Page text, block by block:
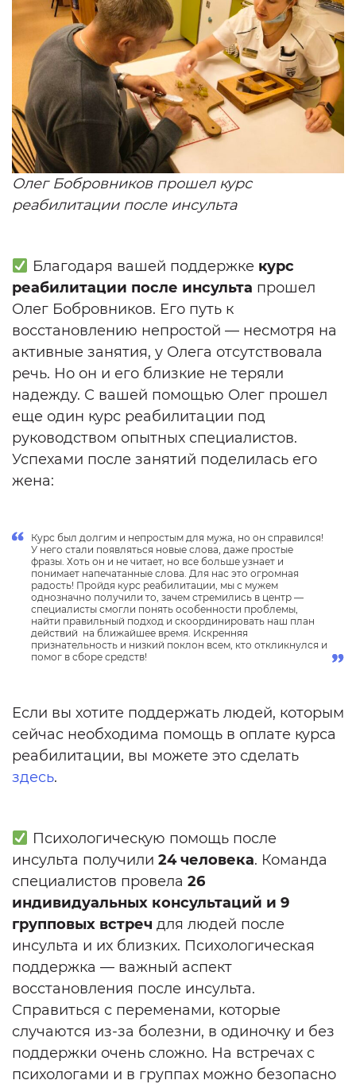
Олег Бобровников прошел курс
реабилитации после инсульта
Благодаря вашей поддержке курс
реабилитации после инсульта прошел
Олег Бобровников. Его путь к
восстановлению непростой — несмотря на
активные занятия, у Олега отсутствовала
речь. Но он и его близкие не теряли
надежду. С вашей помощью Олег прошел
еще один курс реабилитации под
руководством опытных специалистов.
Успехами после занятий поделилась его
жена:
Курс был долгим и непростым для мужа, но он справился!
У него стали появляться новые слова, даже простые
фразы. Хоть он и не читает, но все больше узнает и
понимает напечатанные слова. Для нас это огромная
радость! Пройдя курс реабилитации, мы с мужем
однозначно получили то, зачем стремились в центр —
специалисты смогли понять особенности проблемы,
найти правильный подход и скоординировать наш план
действий на ближайшее время. Искренняя
признательность и низкий поклон всем, кто откликнулся и
помог в сборе средств!
Если вы хотите поддержать людей, которым
сейчас необходима помощь в оплате курса
реабилитации, вы можете это сделать
здесь.
Психологическую помощь после
инсульта получили 24 человека. Команда
специалистов провела 26
индивидуальных консультаций и 9
групповых встреч для людей после
инсульта и их близких. Психологическая
поддержка — важный аспект
восстановления после инсульта.
Справиться с переменами, которые
случаются из-за болезни, в одиночку и без
поддержки очень сложно. На встречах с
психологами и в группах можно безопасно